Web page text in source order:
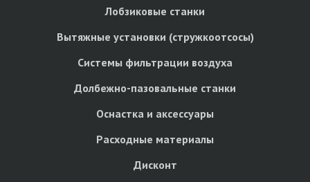
Лобзиковые станки
Вытяжные установки (стружкоотсосы)
Системы фильтрации воздуха
Долбежно-пазовальные станки
Оснастка и аксессуары
Расходные материалы
Дисконт